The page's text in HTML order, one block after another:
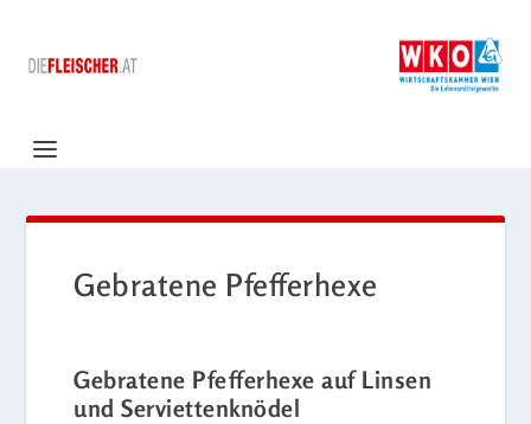
Gebratene Pfefferhexe
Gebratene Pfefferhexe auf Linsen
und Serviettenknödel